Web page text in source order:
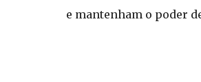
e mantenham o poder